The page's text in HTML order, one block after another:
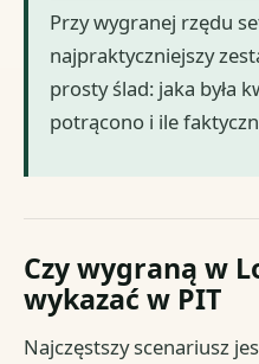
Przy wygranej rzędu
najpraktyczniejszy
prosty ślad: jaka była
potrącono i ile
Czy wygraną w
wykazać w PIT
Najczęstszy scenariusz